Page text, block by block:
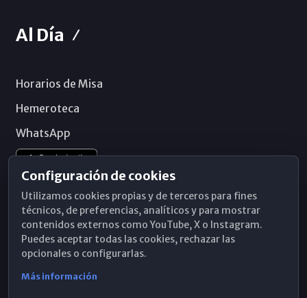
Al Día
Horarios de Misa
Hemeroteca
WhatsApp
Configuración de cookies
Utilizamos cookies propias y de terceros para fines
técnicos, de preferencias, analíticos y para mostrar
contenidos externos como YouTube, X o Instagram.
Puedes aceptar todas las cookies, rechazar las
opcionales o configurarlas.
Más información